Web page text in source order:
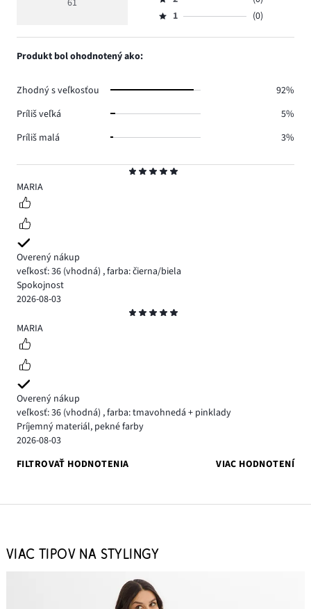
5
MARIA
Overený nákup
veľkosť: 36 (vhodná) ,farba: čierna/biela
Spokojnost
2026-08-03
5
MARIA
Overený nákup
veľkosť: 36 (vhodná) ,farba: tmavohnedá + pinklady
Príjemný materiál, pekné farby
2026-08-03
FILTROVAŤ HODNOTENIA
VIAC HODNOTENÍ
56.
hlasov
počet
Hodnotenie
2,
Hodnotenie
1,
1 (0)
Produkt bol ohodnotený ako:
Zhodný s veľkosťou
92%
Príliš veľká
5%
Príliš malá
3%
VIAC TIPOV NA STYLINGY